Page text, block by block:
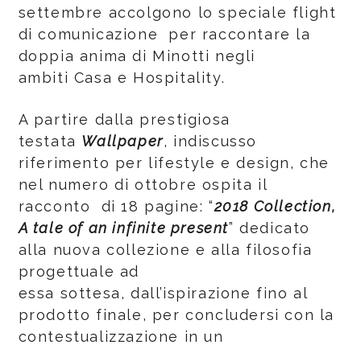
settembre accolgono lo speciale flight
di comunicazione per raccontare la
doppia anima di Minotti negli
ambiti Casa e Hospitality.
A partire dalla prestigiosa
testata Wallpaper, indiscusso
riferimento per lifestyle e design, che
nel numero di ottobre ospita il
racconto di 18 pagine: “2018 Collection,
A tale of an infinite present” dedicato
alla nuova collezione e alla filosofia
progettuale ad
essa sottesa, dall’ispirazione fino al
prodotto finale, per concludersi con la
contestualizzazione in un